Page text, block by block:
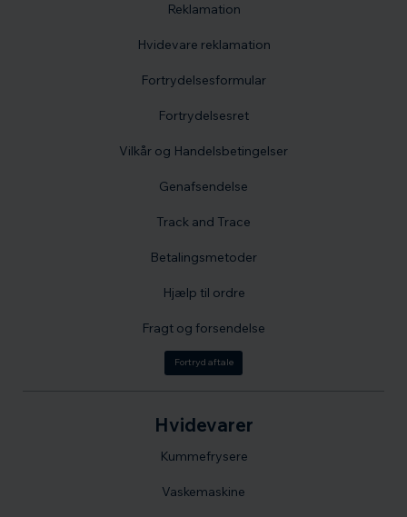
Hvidevarer
Kummefrysere
Vaskemaskine
Reklamation
Hvidevare reklamation
Fortrydelsesformular
Fortrydelsesret
Vilkår og Handelsbetingelser
Genafsendelse
Track and Trace
Betalingsmetoder
Hjælp til ordre
Fragt og forsendelse
Fortryd aftale